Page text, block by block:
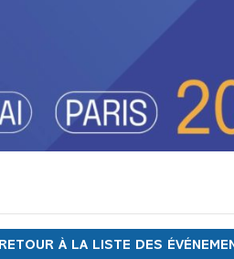
RETOUR À LA LISTE DES